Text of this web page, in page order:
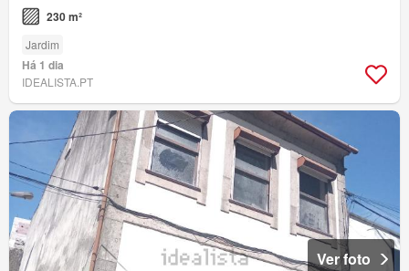
230 m²
Jardim
Há 1 dia
IDEALISTA.PT
Ver foto